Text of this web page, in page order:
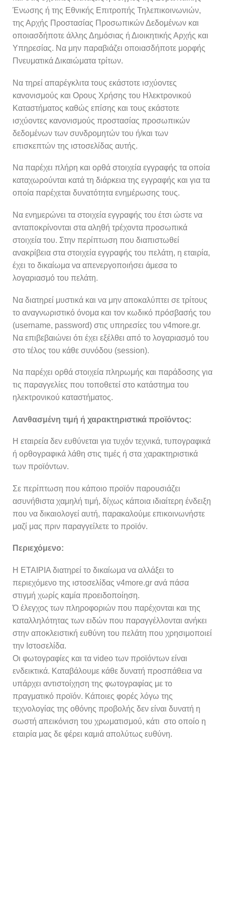
Ένωσης ή της Εθνικής Επιτροπής Τηλεπικοινωνιών,
της Αρχής Προστασίας Προσωπικών Δεδομένων και
οποιασδήποτε άλλης Δημόσιας ή Διοικητικής Αρχής και
Υπηρεσίας. Να μην παραβιάζει οποιασδήποτε μορφής
Πνευματικά Δικαιώματα τρίτων.
Να τηρεί απαρέγκλιτα τους εκάστοτε ισχύοντες
κανονισμούς και Ορους Χρήσης του Ηλεκτρονικού
Καταστήματος καθώς επίσης και τους εκάστοτε
ισχύοντες κανονισμούς προστασίας προσωπικών
δεδομένων των συνδρομητών του ή/και των
επισκεπτών της ιστοσελίδας αυτής.
Να παρέχει πλήρη και ορθά στοιχεία εγγραφής τα οποία
καταχωρούνται κατά τη διάρκεια της εγγραφής και για τα
οποία παρέχεται δυνατότητα ενημέρωσης τους.
Να ενημερώνει τα στοιχεία εγγραφής του έτσι ώστε να
ανταποκρίνονται στα αληθή τρέχοντα προσωπικά
στοιχεία του. Στην περίπτωση που διαπιστωθεί
ανακρίβεια στα στοιχεία εγγραφής του πελάτη, η εταιρία,
έχει το δικαίωμα να απενεργοποιήσει άμεσα το
λογαριασμό του πελάτη.
Να διατηρεί μυστικά και να μην αποκαλύπτει σε τρίτους
το αναγνωριστικό όνομα και τον κωδικό πρόσβασής του
(username, password) στις υπηρεσίες του v4more.gr.
Να επιβεβαιώνει ότι έχει εξέλθει από το λογαριασμό του
στο τέλος του κάθε συνόδου (session).
Να παρέχει ορθά στοιχεία πληρωμής και παράδοσης για
τις παραγγελίες που τοποθετεί στo κατάστημα του
ηλεκτρονικού καταστήματος.
Λανθασμένη τιμή ή χαρακτηριστικά προϊόντος:
Η εταιρεία δεν ευθύνεται για τυχόν τεχνικά, τυπογραφικά
ή ορθογραφικά λάθη στις τιμές ή στα χαρακτηριστικά
των προϊόντων.
Σε περίπτωση που κάποιο προϊόν παρουσιάζει
ασυνήθιστα χαμηλή τιμή, δίχως κάποια ιδιαίτερη ένδειξη
που να δικαιολογεί αυτή, παρακαλούμε επικοινωνήστε
μαζί μας πριν παραγγείλετε το προϊόν.
Περιεχόμενο:
Η ΕΤΑΙΡΙΑ διατηρεί το δικαίωμα να αλλάξει το
περιεχόμενο της ιστοσελίδας v4more.gr ανά πάσα
στιγμή χωρίς καμία προειδοποίηση.
Ό έλεγχος των πληροφοριών που παρέχονται και της
καταλληλότητας των ειδών που παραγγέλλονται ανήκει
στην αποκλειστική ευθύνη του πελάτη που χρησιμοποιεί
την Ιστοσελίδα.
Οι φωτογραφίες και τα video των προϊόντων είναι
ενδεικτικά. Καταβάλουμε κάθε δυνατή προσπάθεια να
υπάρχει αντιστοίχηση της φωτογραφίας με το
πραγματικό προϊόν. Κάποιες φορές λόγω της
τεχνολογίας της οθόνης προβολής δεν είναι δυνατή η
σωστή απεικόνιση του χρωματισμού, κάτι στο οποίο η
εταιρία μας δε φέρει καμιά απολύτως ευθύνη.